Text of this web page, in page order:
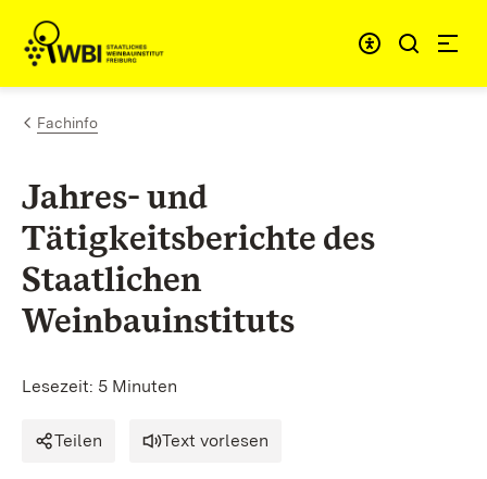
Zum Inhalt springen
Link zur Startseite
Fachinfo
Jahres- und
Tätigkeitsberichte des
Staatlichen
Weinbauinstituts
Lesezeit: 5 Minuten
Teilen Text vorlesen